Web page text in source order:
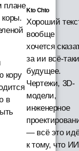
плане
коры.
кору
в
Kto Chto
Хороший
вообще
хочется
за ии всё-таки
будущее.
Чертежи, 3D-
модели,
инженерное
— всё это
к тому, что ИИ